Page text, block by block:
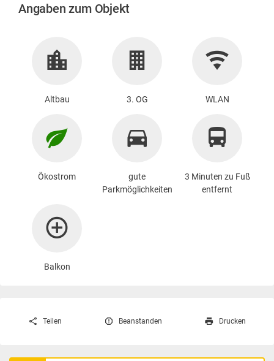
Angaben zum Objekt
Altbau 3. OG WLAN
Ökostrom
gute
Parkmöglichkeiten
3 Minuten zu Fuß
entfernt
Balkon
Teilen Beanstanden Drucken